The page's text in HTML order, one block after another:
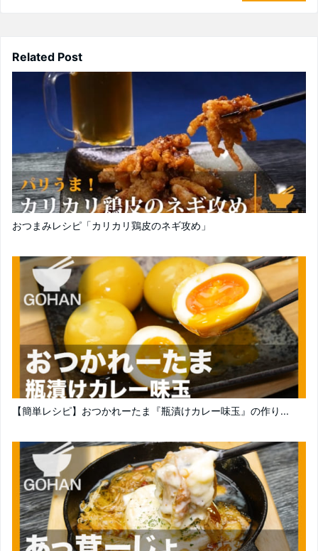
Related Post
おつまみレシピ「カリカリ鶏皮のネギ攻め」
【簡単レシピ】おつかれーたま『瓶漬けカレー味玉』の作り...